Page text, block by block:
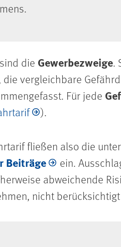
die Gewerbezweige.
die vergleichbare
Für jede
).
fließen also die
Beiträge
ein.
abweichende
nicht